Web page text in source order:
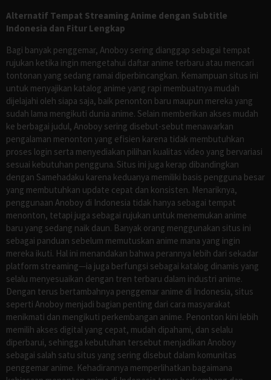
Alternatif Tempat Streaming Anime dengan Subtitle
Indonesia dan Fitur Lengkap
Bagi banyak penggemar, Anoboy sering dianggap sebagai tempat
rujukan ketika ingin mengetahui daftar anime terbaru atau mencari
tontonan yang sedang ramai diperbincangkan. Kemampuan situs ini
untuk menyajikan katalog anime yang rapi membuatnya mudah
dijelajahi oleh siapa saja, baik penonton baru maupun mereka yang
sudah lama mengikuti dunia anime. Selain memberikan akses mudah
ke berbagai judul, Anoboy sering disebut-sebut menawarkan
pengalaman menonton yang efisien karena tidak membutuhkan
proses login serta menyediakan pilihan kualitas video yang bervariasi
sesuai kebutuhan pengguna. Situs ini juga kerap dibandingkan
dengan Samehadaku karena keduanya memiliki basis pengguna besar
yang membutuhkan update cepat dan konsisten. Menariknya,
penggunaan Anoboy di Indonesia tidak hanya sebagai tempat
menonton, tetapi juga sebagai rujukan untuk menemukan anime
baru yang sedang naik daun. Banyak orang menggunakan situs ini
sebagai panduan sebelum memutuskan anime mana yang ingin
mereka ikuti. Hal ini menandakan bahwa perannya lebih dari sekadar
platform streaming—ia juga berfungsi sebagai katalog dinamis yang
selalu menyesuaikan dengan tren terbaru dalam industri anime.
Dengan terus bertambahnya penggemar anime di Indonesia, situs
seperti Anoboy menjadi bagian penting dari cara masyarakat
menikmati dan mengikuti perkembangan anime. Penonton kini lebih
memilih akses digital yang cepat, mudah dipahami, dan selalu
diperbarui, sehingga kebutuhan tersebut menjadikan Anoboy
sebagai salah satu situs yang sering disebut dalam komunitas
penggemar anime. Kehadirannya memperlihatkan bagaimana